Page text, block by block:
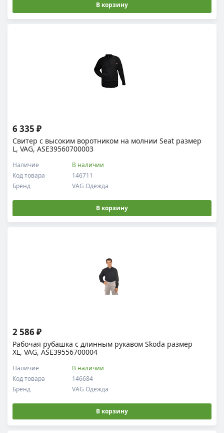
В корзину
Свитер с высоким воротником на молнии Seat размер
L, VAG, ASE39560700003
Код товара 146711
Наличие В наличии
Бренд VAG Одежда
6 335 ₽
В корзину
Рабочая рубашка c длинным рукавом Skoda размер
XL, VAG, ASE39556700004
Код товара 146684
Наличие В наличии
Бренд VAG Одежда
2 586 ₽
В корзину